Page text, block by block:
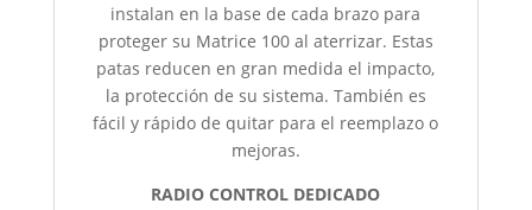
instalan en la base de cada brazo para
proteger su Matrice 100 al aterrizar. Estas
patas reducen en gran medida el impacto,
la protección de su sistema. También es
fácil y rápido de quitar para el reemplazo o
mejoras.
RADIO CONTROL DEDICADO